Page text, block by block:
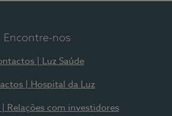
Encontre-nos
| Luz Saúde
| Hospital da Luz
Relações com investidores